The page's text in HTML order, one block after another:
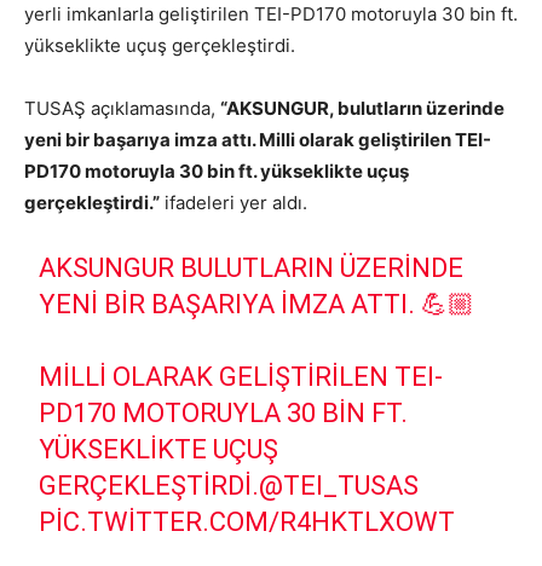
yerli imkanlarla geliştirilen TEI-PD170 motoruyla 30 bin ft.
yükseklikte uçuş gerçekleştirdi.
TUSAŞ açıklamasında, “AKSUNGUR, bulutların üzerinde
yeni bir başarıya imza attı. Milli olarak geliştirilen TEI-
PD170 motoruyla 30 bin ft. yükseklikte uçuş
gerçekleştirdi.” ifadeleri yer aldı.
AKSUNGUR BULUTLARIN ÜZERINDE
YENI BIR BAŞARIYA IMZA ATTI. 💪🏼
MILLI OLARAK GELIŞTIRILEN TEI-
PD170 MOTORUYLA 30 BIN FT.
YÜKSEKLIKTE UÇUŞ
GERÇEKLEŞTIRDI.@TEI_TUSAS
PIC.TWITTER.COM/R4HKTLXOWT